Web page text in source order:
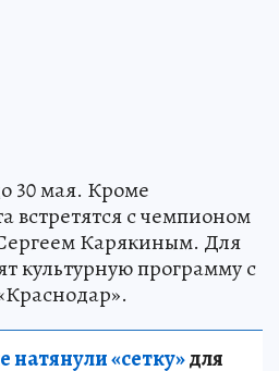
30 мая. Кроме
встретятся с чемпионом
Карякиным. Для
культурную программу с
«сетку»для